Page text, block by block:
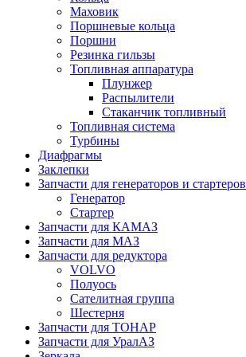
Маховик
Поршневые кольца
Поршни
Резинка гильзы
Топливная аппаратура
Плунжер
Распылители
Стаканчик топливный
Топливная система
Турбины
Диафрагмы
Заклепки
Запчасти для генераторов и стартеров
Генератор
Стартер
Запчасти для КАМАЗ
Запчасти для МАЗ
Запчасти для редуктора
VOLVO
Полуось
Сателитная группа
Шестерня
Запчасти для ТОНАР
Запчасти для УралАЗ